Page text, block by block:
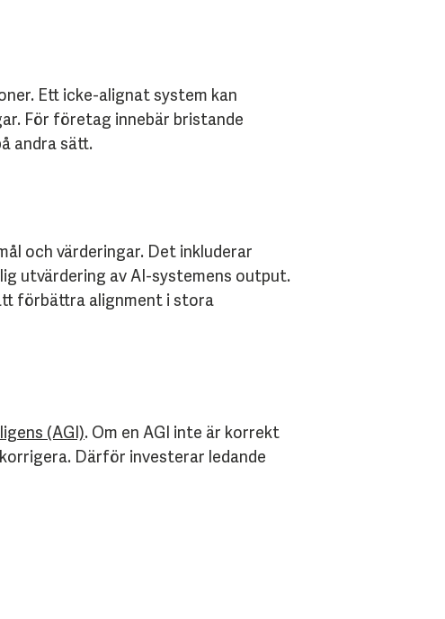
Ett icke-alignat system kan
För företag innebär bristande
andra sätt.
och värderingar. Det inkluderar
utvärdering av AI-systemens output.
förbättra alignment i stora
(AGI). Om en AGI inte är korrekt
Därför investerar ledande